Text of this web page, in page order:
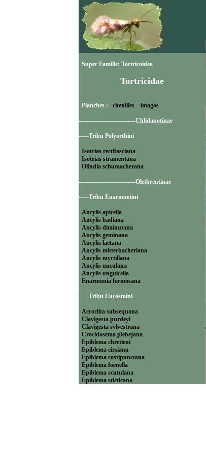
Super Famille: Tortricoidea
Tortricidae
Planches : chenilles imagos
----------------------------Chlidanotinae
-----Tribu Polyorthini
Isotrias rectifasciana
Isotrias stramentana
Olindia schumacherana
----------------------------Olethreutinae
-----Tribu Enarmoniini
Ancylis apicella
Ancylis badiana
Ancylis diminutana
Ancylis geminana
Ancylis laetana
Ancylis mitterbacheriana
Ancylis myrtillana
Ancylis unculana
Ancylis unguicella
Enarmonia formosana
-----Tribu Eucosmini
Acroclita subsequana
Clavigesta purdeyi
Clavigesta sylvestrana
Crocidosema plebejana
Epiblema chretieni
Epiblema cirsiana
Epiblema costipunctana
Epiblema foenella
Epiblema scutulana
Epiblema sticticana